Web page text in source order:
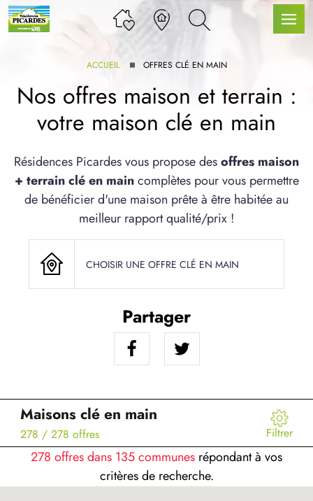
GAMME
SERVICE BDL EXTENSION
ARTICLES
ACCUEIL OFFRES CLÉ EN MAIN
Nos offres maison et terrain :
votre maison clé en main
Résidences Picardes vous propose desoffres maison
+ terrain clé en maincomplètes pour vous permettre
de bénéficier d'une maison prête à être habitée au
meilleur rapport qualité/prix !
CHOISIR UNE OFFRE CLÉ EN MAIN
Partager
Maisons clé en main
278 / 278 offres Filtrer
278 offres dans 135 communes répondant à vos
critères de recherche.